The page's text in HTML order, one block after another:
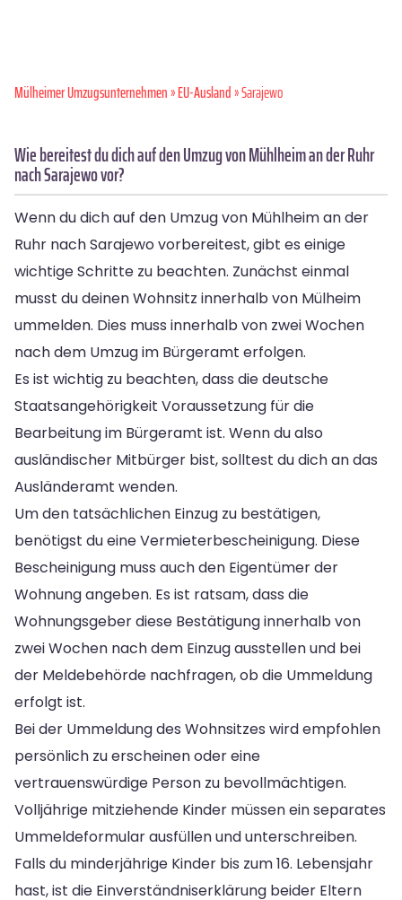
Mülheimer Umzugsunternehmen»EU-Ausland» Sarajewo
Wie bereitest du dich auf den Umzug von Mühlheim an der Ruhr
nach Sarajewo vor?
Wenn du dich auf den Umzug von Mühlheim an der
Ruhr nach Sarajewo vorbereitest, gibt es einige
wichtige Schritte zu beachten. Zunächst einmal
musst du deinen Wohnsitz innerhalb von Mülheim
ummelden. Dies muss innerhalb von zwei Wochen
nach dem Umzug im Bürgeramt erfolgen.
Es ist wichtig zu beachten, dass die deutsche
Staatsangehörigkeit Voraussetzung für die
Bearbeitung im Bürgeramt ist. Wenn du also
ausländischer Mitbürger bist, solltest du dich an das
Ausländeramt wenden.
Um den tatsächlichen Einzug zu bestätigen,
benötigst du eine Vermieterbescheinigung. Diese
Bescheinigung muss auch den Eigentümer der
Wohnung angeben. Es ist ratsam, dass die
Wohnungsgeber diese Bestätigung innerhalb von
zwei Wochen nach dem Einzug ausstellen und bei
der Meldebehörde nachfragen, ob die Ummeldung
erfolgt ist.
Bei der Ummeldung des Wohnsitzes wird empfohlen
persönlich zu erscheinen oder eine
vertrauenswürdige Person zu bevollmächtigen.
Volljährige mitziehende Kinder müssen ein separates
Ummeldeformular ausfüllen und unterschreiben.
Falls du minderjährige Kinder bis zum 16. Lebensjahr
hast, ist die Einverständniserklärung beider Eltern